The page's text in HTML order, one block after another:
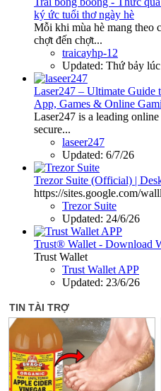
ký ức tuổi thơ ngày hè
Mỗi khi mùa hè mang theo
chợt đến chợt...
traicayhp-12
Updated: Thứ bảy
Laser247 – Ultimate Guide
App, Games & Online
Laser247 is a leading
secure...
laseer247
Updated: 6/7/26
Trezor Suite (Official) |
https://sites.google.com/
Trezor Suite
Updated: 24/6/26
Trust® Wallet - Download
Trust Wallet
Trust Wallet APP
Updated: 23/6/26